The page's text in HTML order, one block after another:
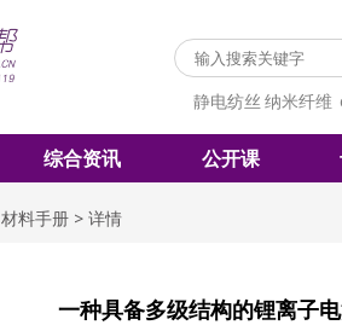
静电纺丝 纳米纤维
综合资讯 公开课
材料手册 > 详情
一种具备多级结构的锂离子